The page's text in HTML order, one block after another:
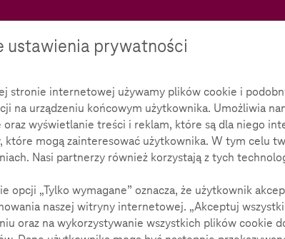
ustawienia prywatności
stronie internetowej używamy plików cookie i
na urządzeniu końcowym użytkownika. Umożliwia
wyświetlanie treści i reklam, które są dla niego
które mogą zainteresować użytkownika. W tym celu
Nasi partnerzy również korzystają z tych
opcji „Tylko wymagane” oznacza, że użytkownik
naszej witryny internetowej. „Akceptuj
oraz na wykorzystywanie wszystkich plików cookie